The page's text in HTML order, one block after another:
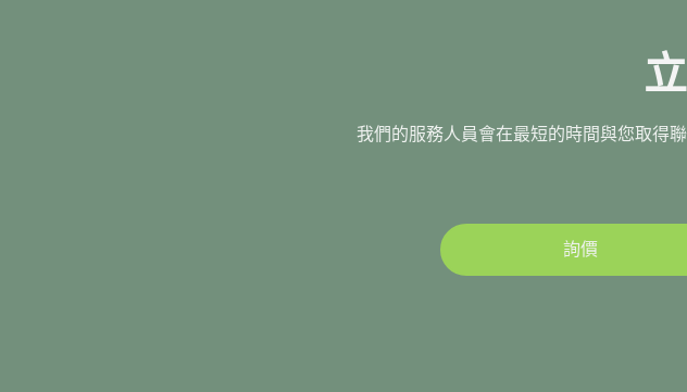
我們的服務人員會在最短的時間與您取得
詢價